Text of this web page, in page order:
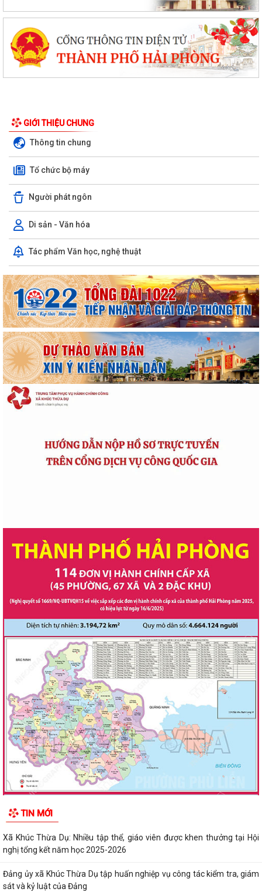
GIỚI THIỆU CHUNG
Thông tin chung
Tổ chức bộ máy
Người phát ngôn
Di sản - Văn hóa
Tác phẩm Văn học, nghệ thuật
TIN MỚI
Xã Khúc Thừa Dụ: Nhiều tập thể, giáo viên được khen thưởng tại Hội
nghị tổng kết năm học 2025-2026
Đảng ủy xã Khúc Thừa Dụ tập huấn nghiệp vụ công tác kiểm tra, giám
sát và kỷ luật của Đảng